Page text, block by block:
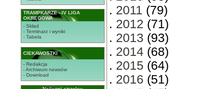
TRAMPKARZE - IV LIGA
OKRĘGOWA
- Skład
- Terminarz i wyniki
- Tabela
CIEKAWOSTKI
- Redakcja
- Archiwum newsów
- Download
. 2011 (79)
. 2012 (71)
. 2013 (93)
. 2014 (68)
. 2015 (64)
. 2016 (51)